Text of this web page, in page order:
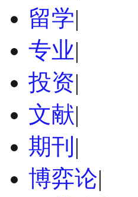
留学|
专业|
投资|
文献|
期刊 |
博弈论|